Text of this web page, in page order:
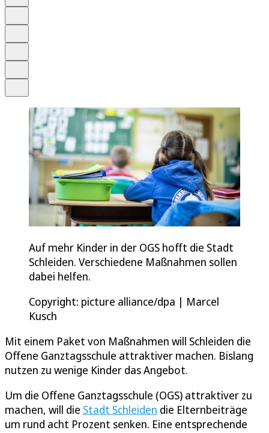
Auf mehr Kinder in der OGS hofft die Stadt
Schleiden. Verschiedene Maßnahmen sollen
dabei helfen.
Copyright: picture alliance/dpa | Marcel
Kusch
Mit einem Paket von Maßnahmen will Schleiden die
Offene Ganztagsschule attraktiver machen. Bislang
nutzen zu wenige Kinder das Angebot.
Um die Offene Ganztagsschule (OGS) attraktiver zu
machen, will die Stadt Schleiden die Elternbeiträge
um rund acht Prozent senken. Eine entsprechende